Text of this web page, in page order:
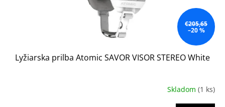
€205,65
–20 %
Lyžiarska prilba Atomic SAVOR VISOR STEREO White
Skladom (1 ks)